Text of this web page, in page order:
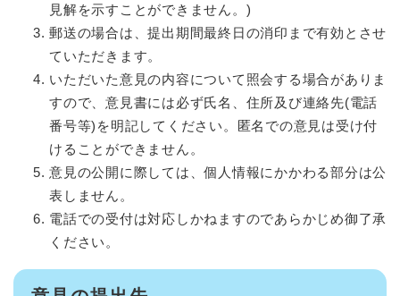
見解を示すことができません。)
郵送の場合は、提出期間最終日の消印まで有効とさせ
ていただきます。
いただいた意見の内容について照会する場合がありま
すので、意見書には必ず氏名、住所及び連絡先(電話
番号等)を明記してください。匿名での意見は受け付
けることができません。
意見の公開に際しては、個人情報にかかわる部分は公
表しません。
電話での受付は対応しかねますのであらかじめ御了承
ください。